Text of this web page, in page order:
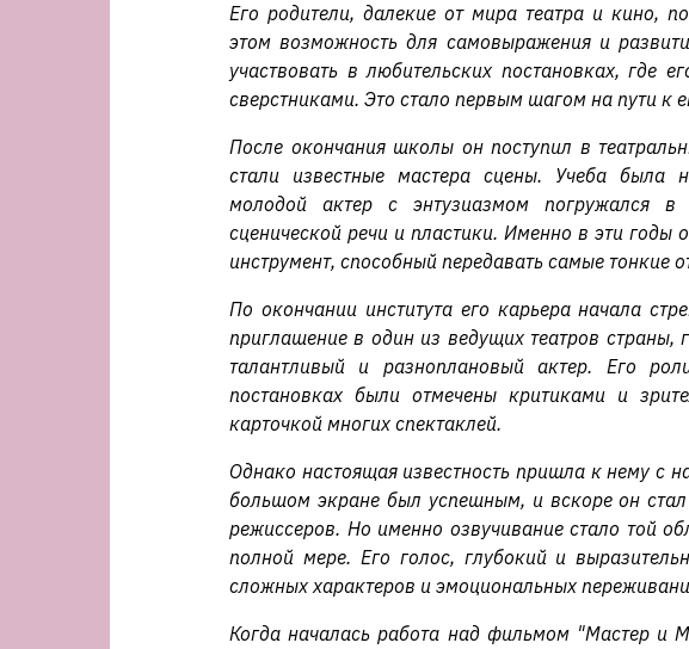
Его родители, далекие от мира театра и кино,
этом возможность для самовыражения и
участвовать в любительских постановках, где
сверстниками. Это стало первым шагом на пути к
После окончания школы он поступил в
стали известные мастера сцены. Учеба была
молодой актер с энтузиазмом погружался в
сценической речи и пластики. Именно в эти
инструмент, способный передавать самые тонкие
По окончании института его карьера начала
приглашение в один из ведущих театров страны,
талантливый и разноплановый актер. Его
постановках были отмечены критиками и
карточкой многих спектаклей.
Однако настоящая известность пришла к нему с
большом экране был успешным, и вскоре он
режиссеров. Но именно озвучивание стало той
полной мере. Его голос, глубокий и
сложных характеров и эмоциональных
Когда началась работа над фильмом "Мастер и